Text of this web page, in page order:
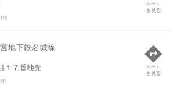
ルート
を見る
地下鉄名城線
１７番地先
ルート
を見る